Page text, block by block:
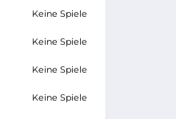
Keine Spiele
Keine Spiele
Keine Spiele
Keine Spiele